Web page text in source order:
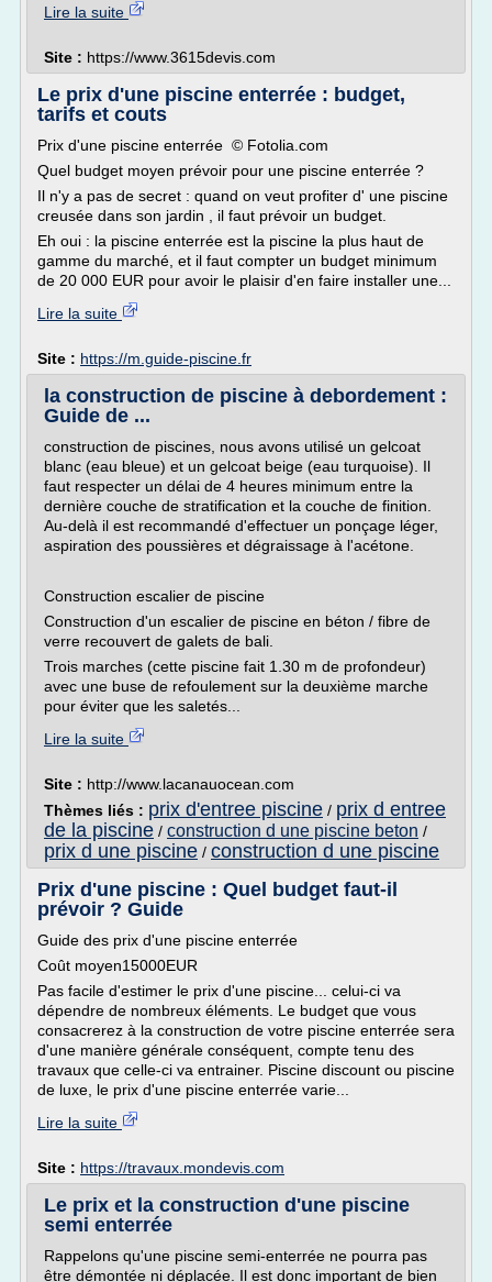
Lire la suite
Site : https://www.3615devis.com
Le prix d'une piscine enterrée : budget,
tarifs et couts
Prix d'une piscine enterrée © Fotolia.com
Quel budget moyen prévoir pour une piscine enterrée ?
Il n'y a pas de secret : quand on veut profiter d' une piscine
creusée dans son jardin , il faut prévoir un budget.
Eh oui : la piscine enterrée est la piscine la plus haut de
gamme du marché, et il faut compter un budget minimum
de 20 000 EUR pour avoir le plaisir d'en faire installer une...
Lire la suite
Site : https://m.guide-piscine.fr
la construction de piscine à debordement :
Guide de ...
construction de piscines, nous avons utilisé un gelcoat
blanc (eau bleue) et un gelcoat beige (eau turquoise). Il
faut respecter un délai de 4 heures minimum entre la
dernière couche de stratification et la couche de finition.
Au-delà il est recommandé d'effectuer un ponçage léger,
aspiration des poussières et dégraissage à l'acétone.
Construction escalier de piscine
Construction d'un escalier de piscine en béton / fibre de
verre recouvert de galets de bali.
Trois marches (cette piscine fait 1.30 m de profondeur)
avec une buse de refoulement sur la deuxième marche
pour éviter que les saletés...
Lire la suite
Site : http://www.lacanauocean.com
Thèmes liés : prix d'entree piscine / prix d entree
de la piscine / construction d une piscine beton /
prix d une piscine / construction d une piscine
Prix d'une piscine : Quel budget faut-il
prévoir ? Guide
Guide des prix d'une piscine enterrée
Coût moyen15000EUR
Pas facile d'estimer le prix d'une piscine... celui-ci va
dépendre de nombreux éléments. Le budget que vous
consacrerez à la construction de votre piscine enterrée sera
d'une manière générale conséquent, compte tenu des
travaux que celle-ci va entrainer. Piscine discount ou piscine
de luxe, le prix d'une piscine enterrée varie...
Lire la suite
Site : https://travaux.mondevis.com
Le prix et la construction d'une piscine
semi enterrée
Rappelons qu'une piscine semi-enterrée ne pourra pas
être démontée ni déplacée. Il est donc important de bien